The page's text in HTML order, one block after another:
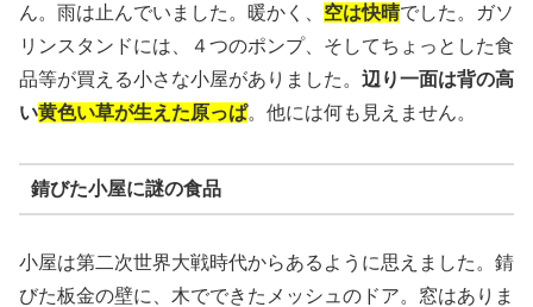
ん。雨は止んでいました。暖かく、 空は快晴でした。ガソ
リンスタンドには、４つのポンプ、そしてちょっとした食
品等が買える小さな小屋がありました。 辺り一面は背の高
い黄色い草が生えた原っぱ。他には何も見えません。
錆びた小屋に謎の食品
小屋は第二次世界大戦時代からあるように思えました。錆
びた板金の壁に、木でできたメッシュのドア。窓はありま